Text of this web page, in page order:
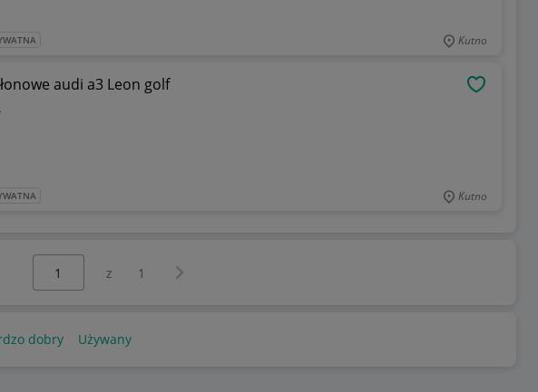
Kutno
audi a3 Leon golf
Kutno
z 1 Następna strona
dobry Używany